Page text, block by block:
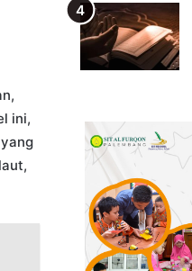
ini,